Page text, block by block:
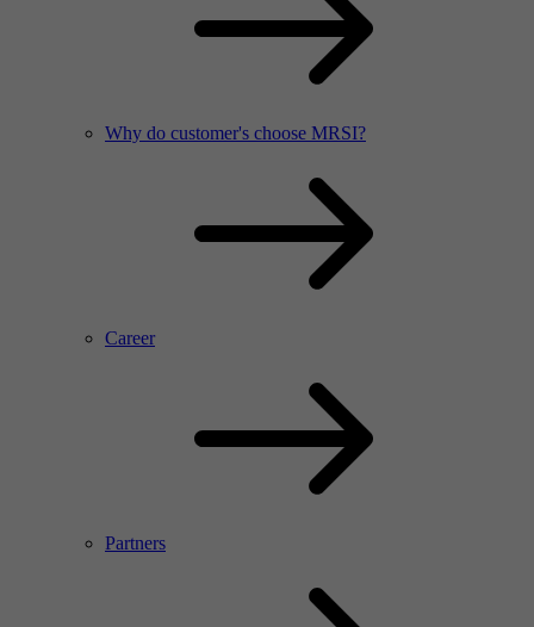
Why do customer's choose MRSI?
Career
Partners